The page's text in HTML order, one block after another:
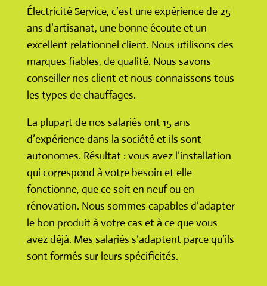
Électricité Service, c’est une expérience de 25
ans d’artisanat, une bonne écoute et un
excellent relationnel client. Nous utilisons des
marques fiables, de qualité. Nous savons
conseiller nos client et nous connaissons tous
les types de chauffages.
La plupart de nos salariés ont 15 ans
d’expérience dans la société et ils sont
autonomes. Résultat : vous avez l’installation
qui correspond à votre besoin et elle
fonctionne, que ce soit en neuf ou en
rénovation. Nous sommes capables d’adapter
le bon produit à votre cas et à ce que vous
avez déjà. Mes salariés s’adaptent parce qu’ils
sont formés sur leurs spécificités.